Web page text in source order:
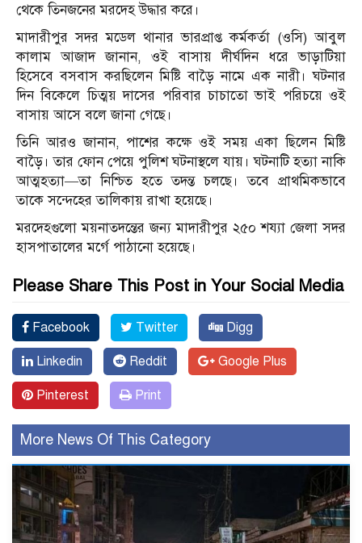
থেকে তিনজনের মরদেহ উদ্ধার করে।
মাদারীপুর সদর মডেল থানার ভারপ্রাপ্ত কর্মকর্তা (ওসি) আবুল
কালাম আজাদ জানান, ওই বাসায় দীর্ঘদিন ধরে ভাড়াটিয়া
হিসেবে বসবাস করছিলেন মিষ্টি বাড়ৈ নামে এক নারী। ঘটনার
দিন বিকেলে চিত্ময় দাসের পরিবার চাচাতো ভাই পরিচয়ে ওই
বাসায় আসে বলে জানা গেছে।
তিনি আরও জানান, পাশের কক্ষে ওই সময় একা ছিলেন মিষ্টি
বাড়ৈ। তার ফোন পেয়ে পুলিশ ঘটনাস্থলে যায়। ঘটনাটি হত্যা নাকি
আত্মহত্যা—তা নিশ্চিত হতে তদন্ত চলছে। তবে প্রাথমিকভাবে
তাকে সন্দেহের তালিকায় রাখা হয়েছে।
মরদেহগুলো ময়নাতদন্তের জন্য মাদারীপুর ২৫০ শয্যা জেলা সদর
হাসপাতালের মর্গে পাঠানো হয়েছে।
Please Share This Post in Your Social Media
Facebook Twitter Digg
Linkedin Reddit Google Plus
Pinterest Print
More News Of This Category